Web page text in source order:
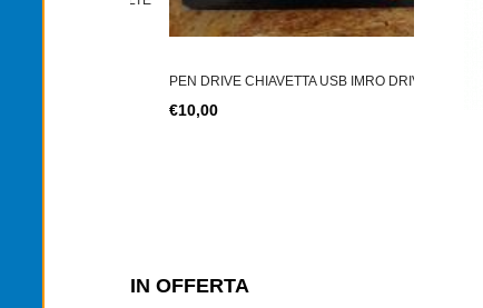
PEN DRIVE CHIAVETTA USB IMRO DRIVE
€10,00
IN OFFERTA